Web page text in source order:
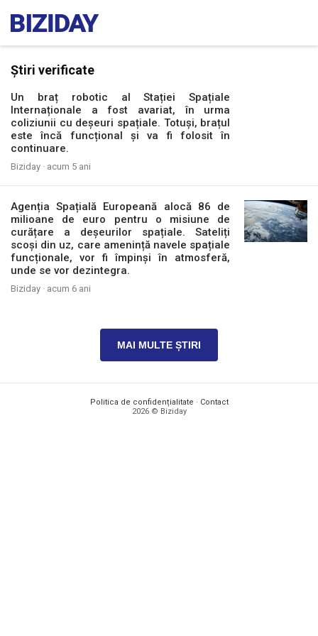
Știri verificate
Un braț robotic al Stației Spațiale
Internaționale a fost avariat, în urma
coliziunii cu deșeuri spațiale. Totuși, brațul
este încă funcțional și va fi folosit în
continuare.
Biziday · acum 5 ani
Agenția Spațială Europeană alocă 86 de
milioane de euro pentru o misiune de
curățare a deșeurilor spațiale. Sateliți
scoși din uz, care amenință navele spațiale
funcționale, vor fi împinși în atmosferă,
unde se vor dezintegra.
Biziday · acum 6 ani
MAI MULTE ȘTIRI
Politica de confidențialitate · Contact
2026 © Biziday